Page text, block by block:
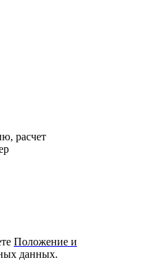
расчет
Положение и
данных.